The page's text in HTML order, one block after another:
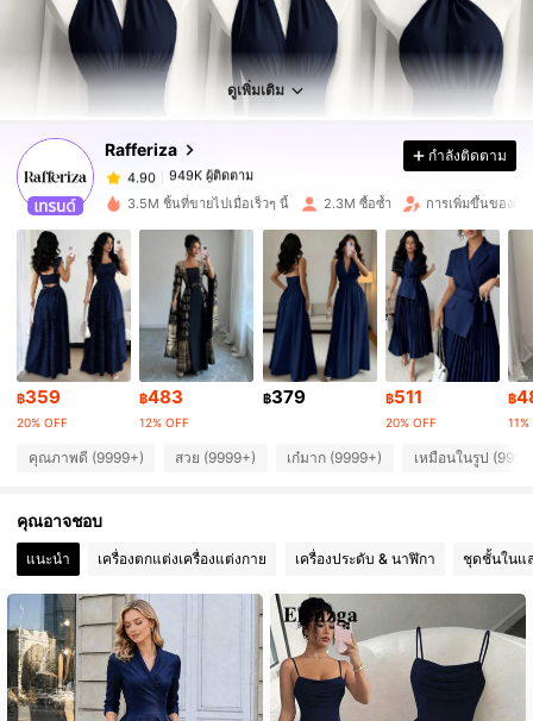
ดูเพิ่มเติม
Rafferiza
4.90 949K ผู้ติดตาม
4.90 949K ผู้ติดตาม
4.90
949K ผู้ติดตาม
a***n
จ่าย1 วันที่ผ่านมา
4.90 949K ผู้ติดตาม
4.90 949K ผู้ติดตาม
4.90 949K ผู้ติดตาม
4.90 949K ผู้ติดตาม
4.90
4.90 949K ผู้ติดตาม
กำลังติดตาม
3.5M ชิ้นที่ขายไปเมื่อเร็วๆ นี้ 2.3M ซื้อซ้ำ การเพิ่มขึ้นของผู้ติ
฿359
20% OFF
฿483
12% OFF
฿379 ฿511
20% OFF
฿
คุณภาพดี (9999+) สวย (9999+) เก๋มาก (9999+) เหมือนในรูป
คุณอาจชอบ
แนะนำ เครื่องตกแต่งเครื่องแต่งกาย เครื่องประดับ & นาฬิกา ชุดชั้นในแ